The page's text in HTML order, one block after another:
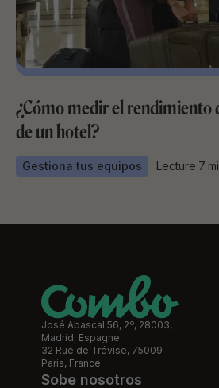
¿Cómo medir el rendimiento
de un hotel?
Gestiona tus equipos Lecture 7
José Abascal 56, 2º, 28003,
Madrid, Espagne
32 Rue de Trévise, 75009
Paris, France
Sobe nosotros